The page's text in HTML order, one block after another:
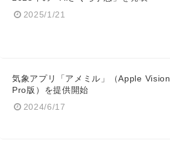
2025/1/21
気象アプリ「アメミル」（Apple Vision
Pro版）を提供開始
2024/6/17